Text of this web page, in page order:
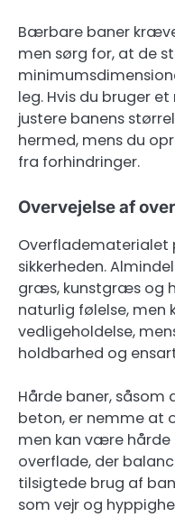
Bærbare baner
men sørg for, at de
leg. Hvis du bruger
justere banens
hermed, mens du
fra forhindringer.
Overvejelse af
Overfladematerialet
sikkerheden.
græs, kunstgræs og
naturlig følelse, men
vedligeholdelse,
holdbarhed og
Hårde baner,
beton, er nemme at
men kan være hårde
overflade, der
tilsigtede brug af
som vejr og